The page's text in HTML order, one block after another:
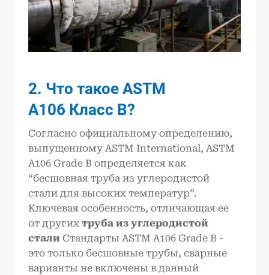
2. Что такоеASTM
A106 Класс B?
Согласно официальному определению,
выпущенному ASTM International, ASTM
A106 Grade B определяется как
“бесшовная труба из углеродистой
стали для высоких температур”.
Ключевая особенность, отличающая ее
от другихтруба из углеродистой
стали Стандарты ASTM A106 Grade B -
это только бесшовные трубы, сварные
варианты не включены в данный